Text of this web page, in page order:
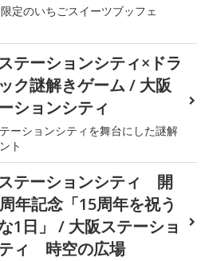
定のいちごスイーツブッフェ
テーションシティ×ドラ
ク謎解きゲーム / 大阪
ションシティ
ーションシティを舞台にした謎解
ト
テーションシティ 開
年記念「15周年を祝う
1日」 / 大阪ステーショ
ィ 時空の広場